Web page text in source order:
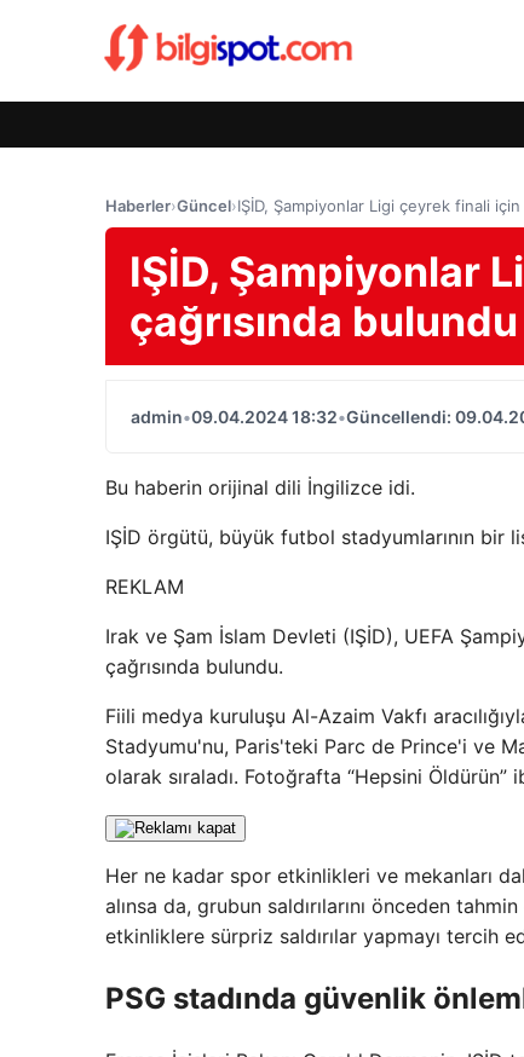
Haberler›Güncel›IŞİD, Şampiyonlar Ligi çeyrek finali
IŞİD, Şampiyonlar
çağrısında bulundu
admin•09.04.2024 18:32•Güncellendi:
Bu haberin orijinal dili İngilizce idi.
IŞİD örgütü, büyük futbol stadyumlarının bir
REKLAM
Irak ve Şam İslam Devleti (IŞİD), UEFA
çağrısında bulundu.
Fiili medya kuruluşu Al-Azaim Vakfı
Stadyumu'nu, Paris'teki Parc de Prince'i ve
olarak sıraladı. Fotoğrafta “Hepsini
Her ne kadar spor etkinlikleri ve mekanları
alınsa da, grubun saldırılarını önceden
etkinliklere sürpriz saldırılar yapmayı tercih
PSG stadında güvenlik